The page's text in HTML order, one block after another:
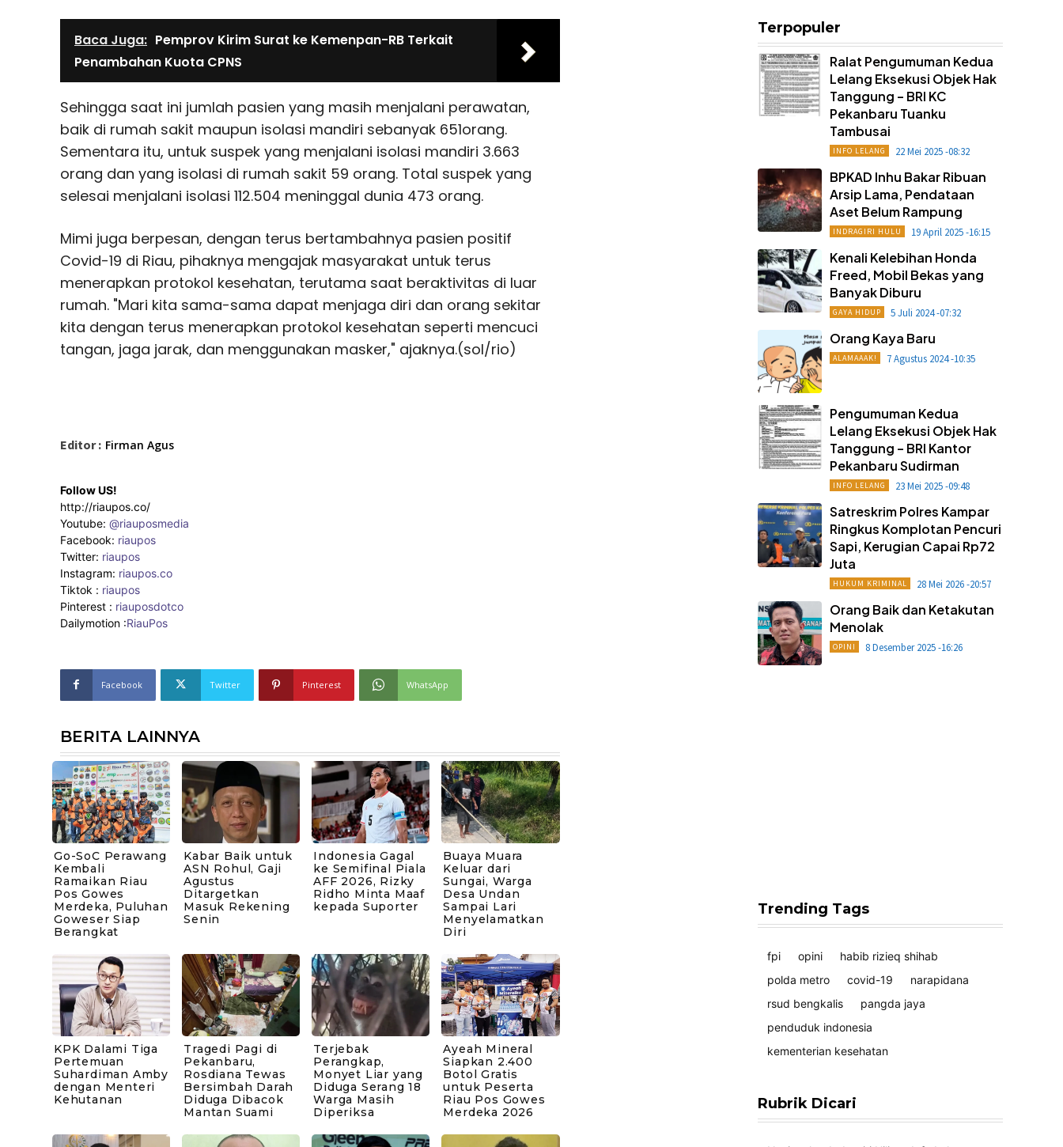
Baca Juga: Pemprov Kirim Surat ke Kemenpan-RB Terkait
Penambahan Kuota CPNS
Sehingga saat ini jumlah pasien yang masih menjalani perawatan,
baik di rumah sakit maupun isolasi mandiri sebanyak 651orang.
Sementara itu, untuk suspek yang menjalani isolasi mandiri 3.663
orang dan yang isolasi di rumah sakit 59 orang. Total suspek yang
selesai menjalani isolasi 112.504 meninggal dunia 473 orang.
Mimi juga berpesan, dengan terus bertambahnya pasien positif
Covid-19 di Riau, pihaknya mengajak masyarakat untuk terus
menerapkan protokol kesehatan, terutama saat beraktivitas di luar
rumah. "Mari kita sama-sama dapat menjaga diri dan orang sekitar
kita dengan terus menerapkan protokol kesehatan seperti mencuci
tangan, jaga jarak, dan menggunakan masker," ajaknya.(sol/rio)
Editor : Firman Agus
Follow US!
http://riaupos.co/
Youtube: @riauposmedia
Facebook: riaupos
Twitter: riaupos
Instagram: riaupos.co
Tiktok : riaupos
Pinterest : riauposdotco
Dailymotion :RiauPos
Facebook Twitter Pinterest WhatsApp
BERITA LAINNYA
Go-SoC Perawang
Kembali
Ramaikan Riau
Pos Gowes
Merdeka, Puluhan
Goweser Siap
Berangkat
Kabar Baik untuk
ASN Rohul, Gaji
Agustus
Ditargetkan
Masuk Rekening
Senin
Indonesia Gagal
ke Semifinal Piala
AFF 2026, Rizky
Ridho Minta Maaf
kepada Suporter
Buaya Muara
Keluar dari
Sungai, Warga
Desa Undan
Sampai Lari
Menyelamatkan
Diri
KPK Dalami Tiga
Pertemuan
Suhardiman Amby
dengan Menteri
Kehutanan
Tragedi Pagi di
Pekanbaru,
Rosdiana Tewas
Bersimbah Darah
Diduga Dibacok
Mantan Suami
Terjebak
Perangkap,
Monyet Liar yang
Diduga Serang 18
Warga Masih
Diperiksa
Ayeah Mineral
Siapkan 2.400
Botol Gratis
untuk Peserta
Riau Pos Gowes
Merdeka 2026
Terpopuler
Ralat Pengumuman Kedua
Lelang Eksekusi Objek Hak
Tanggung – BRI KC
Pekanbaru Tuanku
Tambusai
INFO LELANG 22 Mei 2025 -08:32
BPKAD Inhu Bakar Ribuan
Arsip Lama, Pendataan
Aset Belum Rampung
INDRAGIRI HULU 19 April 2025 -16:15
Kenali Kelebihan Honda
Freed, Mobil Bekas yang
Banyak Diburu
GAYA HIDUP 5 Juli 2024 -07:32
Orang Kaya Baru
ALAMAAAK! 7 Agustus 2024 -10:35
Pengumuman Kedua
Lelang Eksekusi Objek Hak
Tanggung – BRI Kantor
Pekanbaru Sudirman
INFO LELANG 23 Mei 2025 -09:48
Satreskrim Polres Kampar
Ringkus Komplotan Pencuri
Sapi, Kerugian Capai Rp72
Juta
HUKUM KRIMINAL 28 Mei 2026 -20:57
Orang Baik dan Ketakutan
Menolak
OPINI 8 Desember 2025 -16:26
Trending Tags
fpi opini
habib rizieq shihab
polda metro
covid-19
narapidana
rsud bengkalis
pangda jaya
penduduk indonesia
kementerian kesehatan
Rubrik Dicari